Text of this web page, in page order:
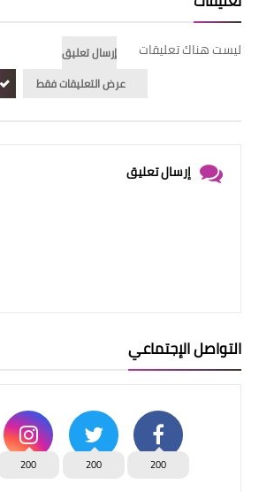
ليست هناك تعليقات
إرسال تعليق
عرض التعليقات فقط
إرسال تعليق
التواصل الإجتماعي
200
200
200